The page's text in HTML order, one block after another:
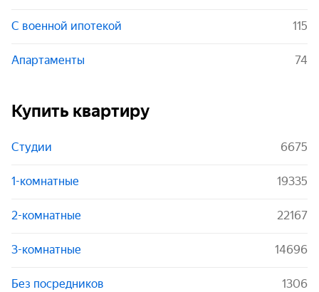
С военной ипотекой 115
Апартаменты 74
Купить квартиру
Студии 6675
1-комнатные 19335
2-комнатные 22167
3-комнатные 14696
Без посредников 1306